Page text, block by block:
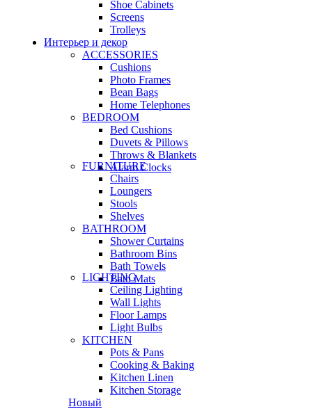
Shoe Cabinets
Screens
Trolleys
Интерьер и декор
ACCESSORIES
Cushions
Photo Frames
Bean Bags
Home Telephones
BEDROOM
Bed Cushions
Duvets & Pillows
Throws & Blankets
Alarm Clocks
FURNITURE
Chairs
Loungers
Stools
Shelves
BATHROOM
Shower Curtains
Bathroom Bins
Bath Towels
Bath Mats
LIGHTING
Ceiling Lighting
Wall Lights
Floor Lamps
Light Bulbs
KITCHEN
Pots & Pans
Cooking & Baking
Kitchen Linen
Kitchen Storage
Новый